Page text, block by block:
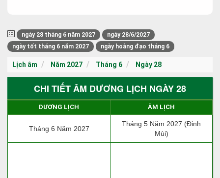
ngày 28 tháng 6 năm 2027
ngày 28/6/2027
ngày tốt tháng 6 năm 2027
ngày hoàng đạo tháng 6
Lịch âm Năm 2027 Tháng 6 Ngày 28
CHI TIẾT ÂM DƯƠNG LỊCH NGÀY 28
DƯƠNG LỊCH ÂM LỊCH
Tháng 6 Năm 2027
Tháng 5 Năm 2027 (Đinh
Mùi)